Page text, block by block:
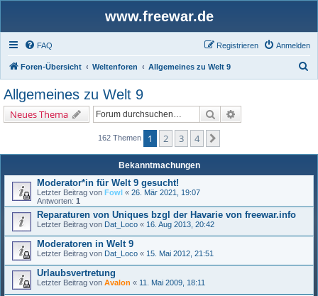
www.freewar.de
FAQ Anmelden
Registrieren
Foren-Übersicht Weltenforen Allgemeines zu Welt 9
Allgemeines zu Welt 9
Neues Thema Suche
162 Themen 1 2 3 4
Bekanntmachungen
Moderator*in für Welt 9 gesucht!
Letzter Beitrag von Fowl « 26. Mär 2021, 19:07
Antworten: 1
Reparaturen von Uniques bzgl der Havarie von freewar.info
Letzter Beitrag von Dat_Loco « 16. Aug 2013, 20:42
Moderatoren in Welt 9
Letzter Beitrag von Dat_Loco « 15. Mai 2012, 21:51
Urlaubsvertretung
Letzter Beitrag von Avalon « 11. Mai 2009, 18:11